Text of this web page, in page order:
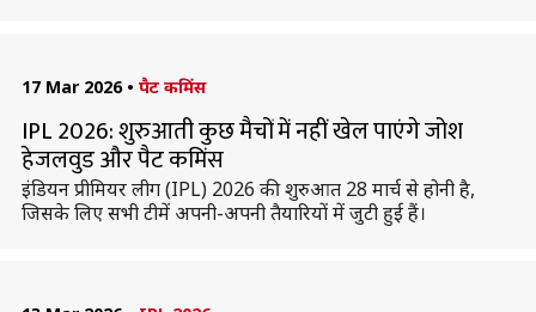
17 Mar 2026 • पैट कमिंस
IPL 2026: शुरुआती कुछ मैचों में नहीं खेल पाएंगे जोश
हेजलवुड और पैट कमिंस
इंडियन प्रीमियर लीग (IPL) 2026 की शुरुआत 28 मार्च से होनी है,
जिसके लिए सभी टीमें अपनी-अपनी तैयारियों में जुटी हुई हैं।